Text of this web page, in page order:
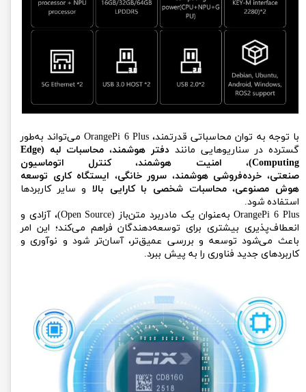
با توجه به توان محاسباتی قدرتمند، OrangePi 6 Plus می‌تواند به‌طور
گسترده در سناریوهایی مانند دفتر هوشمند،
محاسبات لبه (Edge
Computing) ، امنیت هوشمند،کنترل اتوماسیون
صنعتی، خرده‌فروشی هوشمند، سرور خانگی، ایستگاه کاری توسعه
هوش مصنوعی،محاسبات شخصی با کارایی بالا و سایر کاربردها
استفاده شود.
OrangePi 6 Plus به‌عنوان یک مادربرد متن‌باز (Open Source)، آزادی و
انعطاف‌پذیری بیشتری برای توسعه‌دهندگان فراهم می‌کند؛ این امر
باعث می‌شود توسعه و بررسی عمیق‌تر، آسان‌تر شود و نوآوری و
کاربردهای جدید فناوری را به پیش ببرد.